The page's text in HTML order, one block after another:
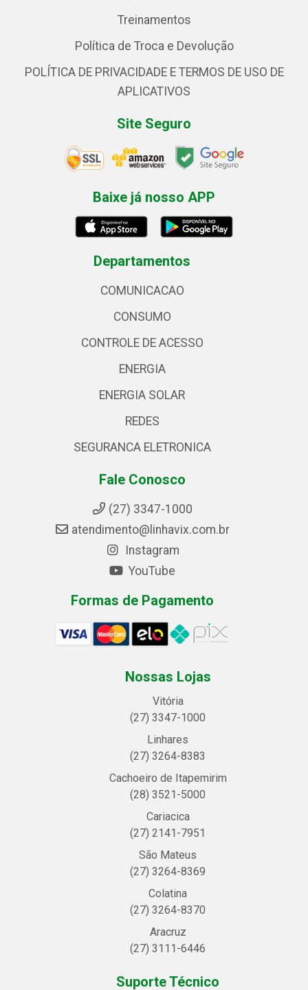
Treinamentos
Política de Troca e Devolução
POLÍTICA DE PRIVACIDADE E TERMOS DE USO DE
APLICATIVOS
Site Seguro
Baixe já nosso APP
Departamentos
COMUNICACAO
CONSUMO
CONTROLE DE ACESSO
ENERGIA
ENERGIA SOLAR
REDES
SEGURANCA ELETRONICA
Fale Conosco
(27) 3347-1000
atendimento@linhavix.com.br
Instagram
YouTube
Formas de Pagamento
Nossas Lojas
Vitória
(27) 3347-1000
Linhares
(27) 3264-8383
Cachoeiro de Itapemirim
(28) 3521-5000
Cariacica
(27) 2141-7951
São Mateus
(27) 3264-8369
Colatina
(27) 3264-8370
Aracruz
(27) 3111-6446
Suporte Técnico